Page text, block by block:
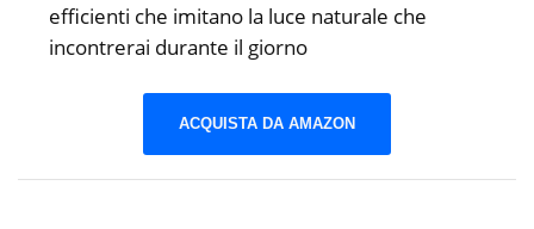
efficienti che imitano la luce naturale che
incontrerai durante il giorno
ACQUISTA DA AMAZON